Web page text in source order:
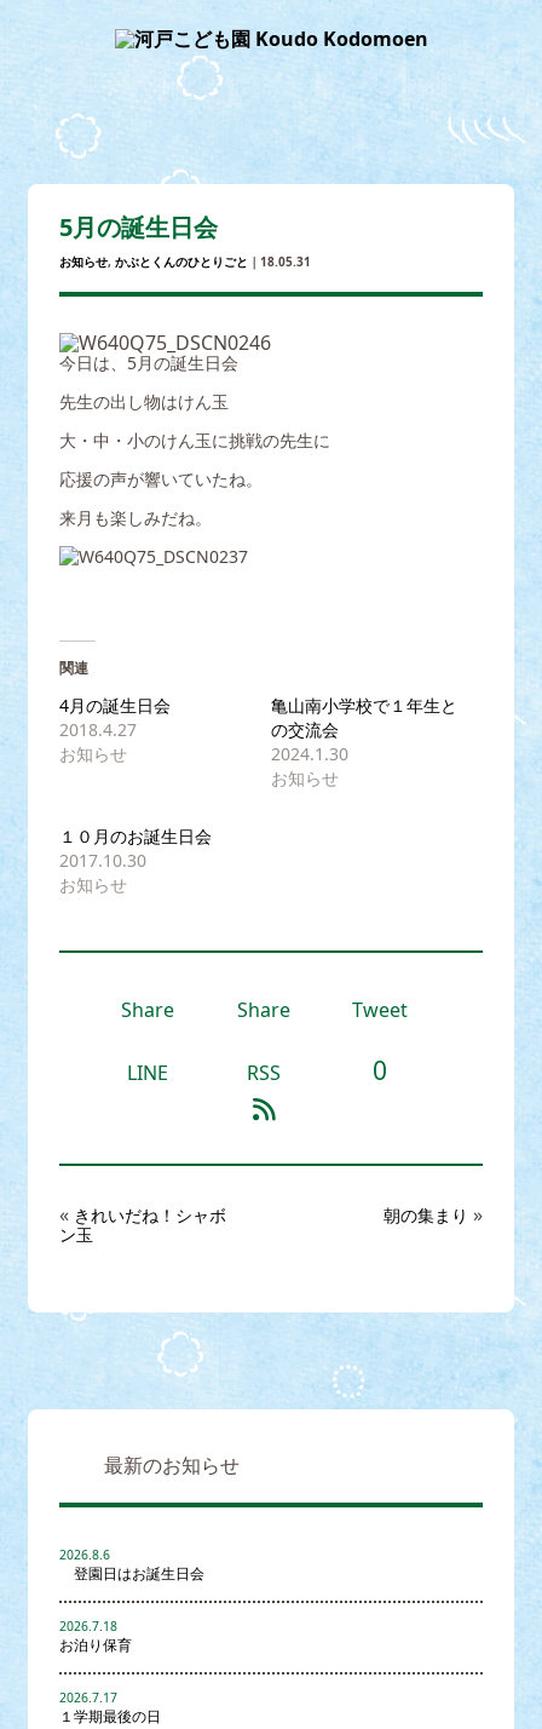
5月の誕生日会
お知らせ, かぶとくんのひとりごと ｜18.05.31
今日は、5月の誕生日会
先生の出し物はけん玉
大・中・小のけん玉に挑戦の先生に
応援の声が響いていたね。
来月も楽しみだね。
関連
4月の誕生日会
2018.4.27
お知らせ
亀山南小学校で１年生と
の交流会
2024.1.30
お知らせ
１０月のお誕生日会
2017.10.30
お知らせ
Share Share Tweet
LINE RSS 0
« きれいだね！シャボ
ン玉
朝の集まり »
最新のお知らせ
登園日はお誕生日会
2026.8.6
お泊り保育
2026.7.18
１学期最後の日
2026.7.17